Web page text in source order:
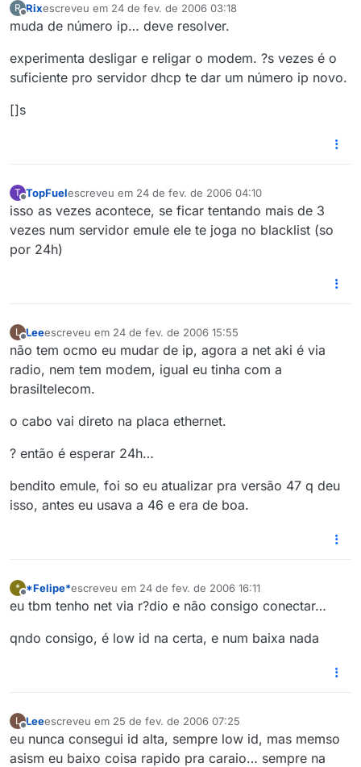
R
Offline
Rixescreveu em 24 de fev. de 2006 03:18
última edição por
muda de número ip… deve resolver.
experimenta desligar e religar o modem. ?s vezes é o
suficiente pro servidor dhcp te dar um número ip novo.
[]s
T TopFuelescreveu em 24 de fev. de 2006 04:10
última edição por
isso as vezes acontece, se ficar tentando mais de 3
vezes num servidor emule ele te joga no blacklist (so
por 24h)
L
Offline
Leeescreveu em 24 de fev. de 2006 15:55
última edição por
não tem ocmo eu mudar de ip, agora a net aki é via
radio, nem tem modem, igual eu tinha com a
brasiltelecom.
o cabo vai direto na placa ethernet.
? então é esperar 24h…
bendito emule, foi so eu atualizar pra versão 47 q deu
isso, antes eu usava a 46 e era de boa.
*
Offline
*Felipe*escreveu em 24 de fev. de 2006 16:11
última edição por
eu tbm tenho net via r?dio e não consigo conectar…
qndo consigo, é low id na certa, e num baixa nada
L Leeescreveu em 25 de fev. de 2006 07:25
última edição por
eu nunca consegui id alta, sempre low id, mas memso
asism eu baixo coisa rapido pra caraio… sempre na